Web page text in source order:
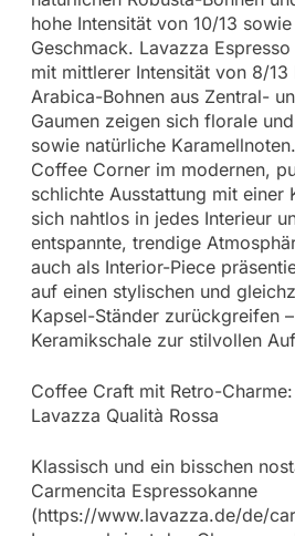
hohe Intensität von 10/13
Geschmack. Lavazza
mit mittlerer Intensität von 8/13
Arabica-Bohnen aus Zentral-
Gaumen zeigen sich florale
sowie natürliche
Coffee Corner im modernen,
schlichte Ausstattung mit einer
sich nahtlos in jedes Interieur
entspannte, trendige
auch als Interior-Piece
auf einen stylischen und
Kapsel-Ständer zurückgreifen
Keramikschale zur stilvollen
Coffee Craft mit Retro-
Lavazza Qualità Rossa
Klassisch und ein bisschen
Carmencita Espressokanne
(https://www.lavazza.de/de/